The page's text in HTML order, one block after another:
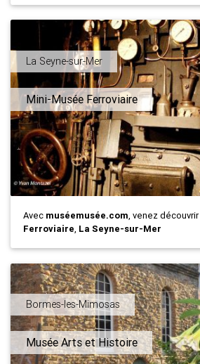
La Seyne-sur-Mer
Mini-Musée Ferroviaire
Avec muséemusée.com, venez découvrir
Ferroviaire, La Seyne-sur-Mer
Bormes-les-Mimosas
Musée Arts et Histoire